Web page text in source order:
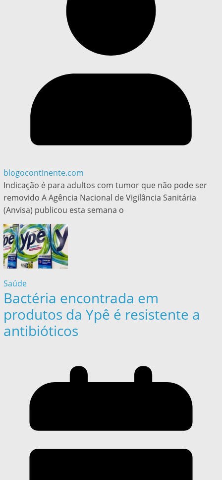
blogocontinente.com
Indicação é para adultos com tumor que não pode ser
removido A Agência Nacional de Vigilância Sanitária
(Anvisa) publicou esta semana o
Saúde
Bactéria encontrada em
produtos da Ypê é resistente a
antibióticos